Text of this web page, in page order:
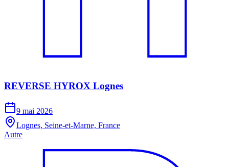
REVERSE HYROX Lognes
9 mai 2026
Lognes, Seine-et-Marne, France
Autre